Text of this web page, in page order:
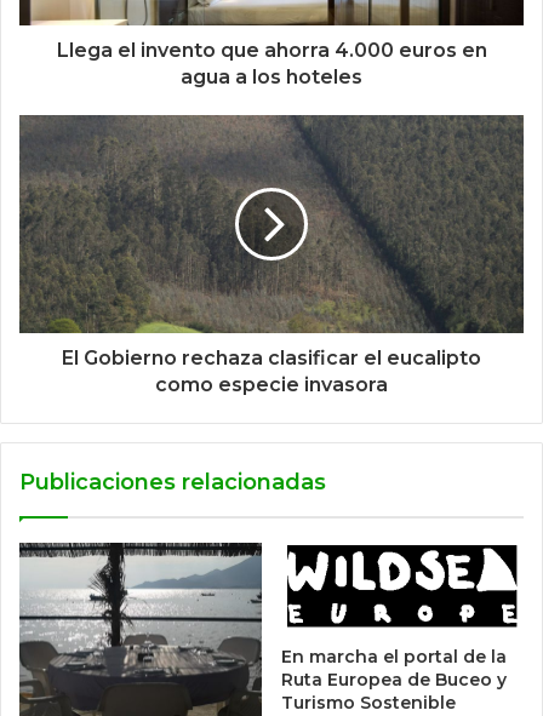
Llega el invento que ahorra 4.000 euros en
agua a los hoteles
El Gobierno rechaza clasificar el eucalipto
como especie invasora
Publicaciones relacionadas
En marcha el portal de la
Ruta Europea de Buceo y
Turismo Sostenible